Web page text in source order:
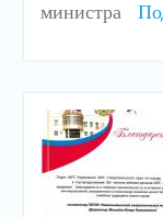
министра